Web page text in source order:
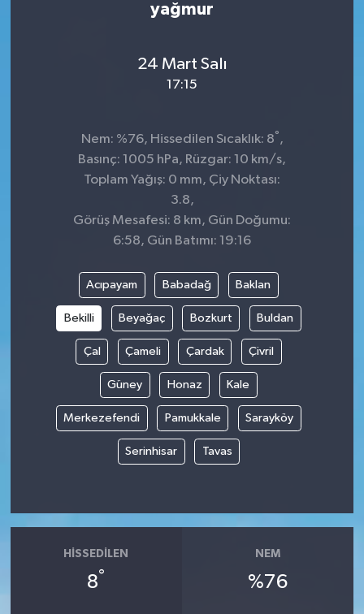
yağmur
24 Mart Salı
17:15
Nem: %76, Hissedilen Sıcaklık: 8° ,
Basınç: 1005 hPa, Rüzgar: 10 km/s,
Toplam Yağış: 0 mm, Çiy Noktası:
3.8,
Görüş Mesafesi: 8 km, Gün Doğumu:
6:58, Gün Batımı: 19:16
Acıpayam Babadağ Baklan
Bekilli Beyağaç Bozkurt Buldan
Çal Çameli Çardak Çivril
Güney Honaz Kale
Merkezefendi Pamukkale Sarayköy
Serinhisar Tavas
HISSEDILEN
8°
NEM
%76